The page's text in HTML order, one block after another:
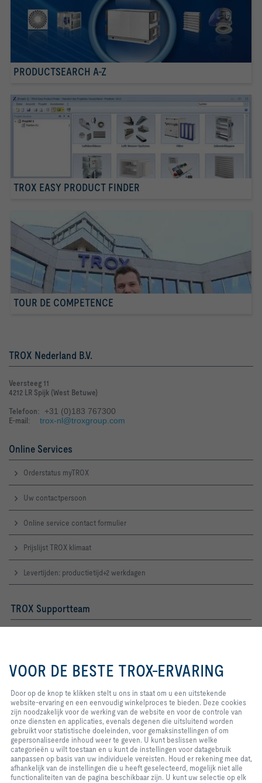
PRODUCTSEARCH A-Z
TROX EASY PRODUCT FINDER
TOUR DE COMPETENCE
TROX Nederland B.V.
Veersteeg 11
4212 LR Spijk (West Betuwe)
Telefoon: +31 (0)183 767300
E-mail: trox-nl@troxgroup.com
Online Services
Orderstatus myTROX
Uw contactpersoon
Online service contact formulier
Prijslijst TROX klimaat
Levertijden: productietijd+2 werkdagen
TROX Supportteam
Telefoon: +31 (0)183 767 300
TROX op sociale media
Home Contacten Imprint
Leverings- en betalingsvoorwaarden
Privacy
Disclaimer 2026 © TROX Nederland B.V.
ons in staat om u een uitstekende
website-ervaring en een
Deze cookies zijn noodzakelijk
voor de werking van de website en
voor de controle van onze
diensten en applicaties, evenals
degenen die uitsluitend worden
gebruikt voor statistische
doeleinden, voor
gemaksinstellingen of om
gepersonaliseerde inhoud weer te
geven. U kunt beslissen welke
VOOR DE BESTE TROX-ERVARING
Door op de knop te klikken stelt u ons in staat om u een uitstekende
website-ervaring en een eenvoudig winkelproces te bieden. Deze cookies
zijn noodzakelijk voor de werking van de website en voor de controle van
onze diensten en applicaties, evenals degenen die uitsluitend worden
gebruikt voor statistische doeleinden, voor gemaksinstellingen of om
gepersonaliseerde inhoud weer te geven. U kunt beslissen welke
categorieën u wilt toestaan en u kunt de instellingen voor datagebruik
aanpassen op basis van uw individuele vereisten. Houd er rekening mee dat,
afhankelijk van de instellingen die u heeft geselecteerd, mogelijk niet alle
functionaliteiten van de pagina beschikbaar zijn. U kunt uw selectie op elk